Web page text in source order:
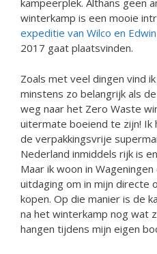
kampeerplek. Althans geen
winterkamp is een mooie
expeditie van Wilco en Edwin
2017 gaat plaatsvinden.
Zoals met veel dingen vind
minstens zo belangrijk als
weg naar het Zero Waste
uitermate boeiend te zijn! Ik
de verpakkingsvrije
Nederland inmiddels rijk is
Maar ik woon in
uitdaging om in mijn directe
kopen. Op die manier is de
na het winterkamp nog wat
hangen tijdens mijn eigen